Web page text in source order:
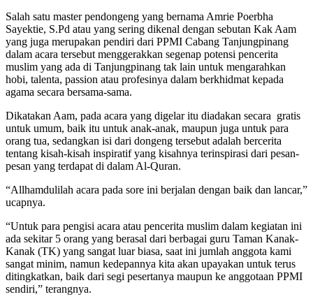
Salah satu master pendongeng yang bernama Amrie Poerbha
Sayektie, S.Pd atau yang sering dikenal dengan sebutan Kak Aam
yang juga merupakan pendiri dari PPMI Cabang Tanjungpinang
dalam acara tersebut menggerakkan segenap potensi pencerita
muslim yang ada di Tanjungpinang tak lain untuk mengarahkan
hobi, talenta, passion atau profesinya dalam berkhidmat kepada
agama secara bersama-sama.
Dikatakan Aam, pada acara yang digelar itu diadakan secara gratis
untuk umum, baik itu untuk anak-anak, maupun juga untuk para
orang tua, sedangkan isi dari dongeng tersebut adalah bercerita
tentang kisah-kisah inspiratif yang kisahnya terinspirasi dari pesan-
pesan yang terdapat di dalam Al-Quran.
“Allhamdulilah acara pada sore ini berjalan dengan baik dan lancar,”
ucapnya.
“Untuk para pengisi acara atau pencerita muslim dalam kegiatan ini
ada sekitar 5 orang yang berasal dari berbagai guru Taman Kanak-
Kanak (TK) yang sangat luar biasa, saat ini jumlah anggota kami
sangat minim, namun kedepannya kita akan upayakan untuk terus
ditingkatkan, baik dari segi pesertanya maupun ke anggotaan PPMI
sendiri,” terangnya.